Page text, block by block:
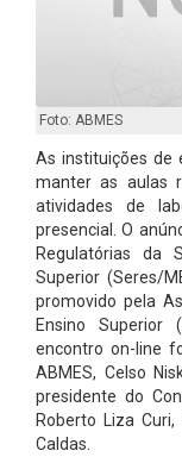
Foto: ABMES
As instituições de
manter as aulas
atividades de
presencial. O
Regulatórias da
Superior (Seres/
promovido pela
Ensino Superior
encontro on-line
ABMES, Celso
presidente do
Roberto Liza
Caldas.